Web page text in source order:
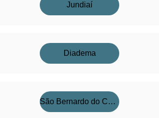
Jundiaí
Diadema
São Bernardo do Campo